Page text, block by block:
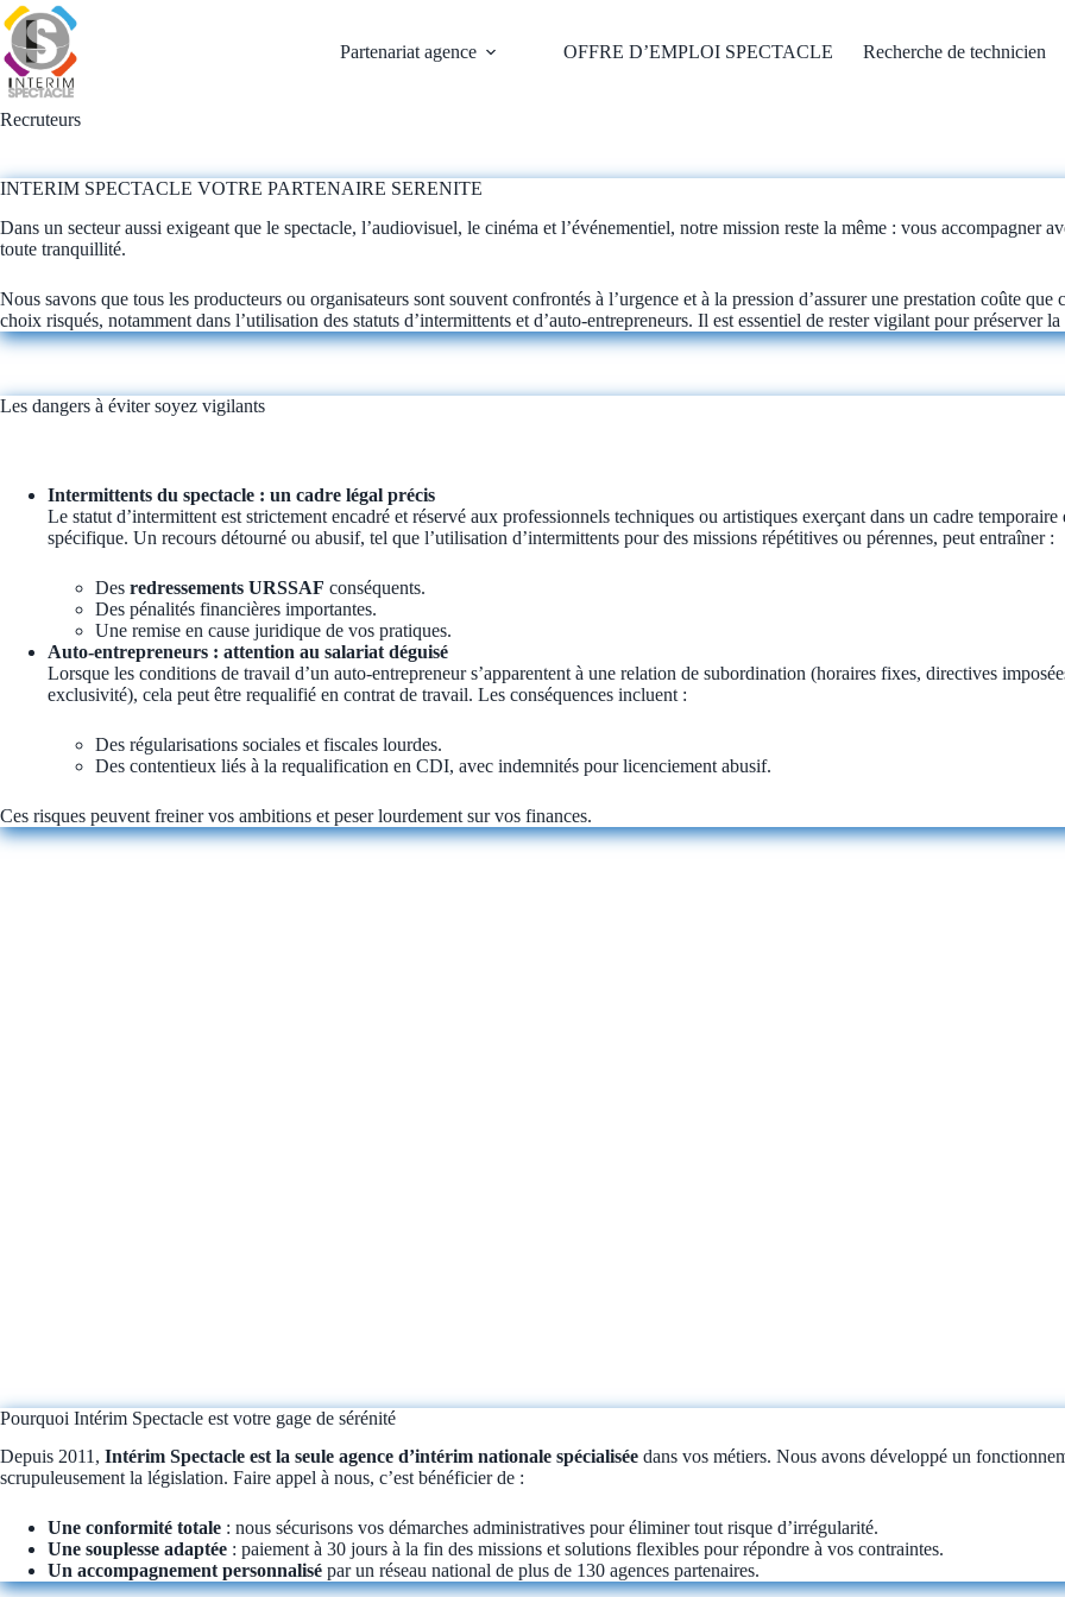
Passer
au
contenu
Partenariat agence OFFRE D’EMPLOI SPECTACLE Recherche de technicien
Recruteurs
INTERIM SPECTACLE VOTRE PARTENAIRE SERENITE
Dans un secteur aussi exigeant que le spectacle, l’audiovisuel, le cinéma et l’événementiel, notre mission reste la même : vous accompagner
toute tranquillité.
Nous savons que tous les producteurs ou organisateurs sont souvent confrontés à l’urgence et à la pression d’assurer une prestation coûte
choix risqués, notamment dans l’utilisation des statuts d’intermittents et d’auto-entrepreneurs. Il est essentiel de rester vigilant pour préserver
Les dangers à éviter soyez vigilants
Intermittents du spectacle : un cadre légal précis
Le statut d’intermittent est strictement encadré et réservé aux professionnels techniques ou artistiques exerçant dans un cadre temporaire
spécifique. Un recours détourné ou abusif, tel que l’utilisation d’intermittents pour des missions répétitives ou pérennes, peut entraîner :
Des redressements URSSAF conséquents.
Des pénalités financières importantes.
Une remise en cause juridique de vos pratiques.
Auto-entrepreneurs : attention au salariat déguisé
Lorsque les conditions de travail d’un auto-entrepreneur s’apparentent à une relation de subordination (horaires fixes, directives
exclusivité), cela peut être requalifié en contrat de travail. Les conséquences incluent :
Des régularisations sociales et fiscales lourdes.
Des contentieux liés à la requalification en CDI, avec indemnités pour licenciement abusif.
Ces risques peuvent freiner vos ambitions et peser lourdement sur vos finances.
Pourquoi Intérim Spectacle est votre gage de sérénité
Depuis 2011, Intérim Spectacle est la seule agence d’intérim nationale spécialisée dans vos métiers. Nous avons développé un
scrupuleusement la législation. Faire appel à nous, c’est bénéficier de :
Une conformité totale : nous sécurisons vos démarches administratives pour éliminer tout risque d’irrégularité.
Une souplesse adaptée : paiement à 30 jours à la fin des missions et solutions flexibles pour répondre à vos contraintes.
Un accompagnement personnalisé par un réseau national de plus de 130 agences partenaires.